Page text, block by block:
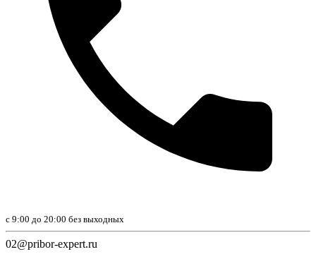
с 9:00 до 20:00 без вы­ход­ных
02@pribor-expert.ru